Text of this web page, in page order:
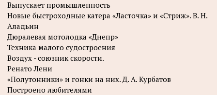
Выпускает промышленность
Новые быстроходные катера «Ласточка» и «Стриж». В. Н.
Аладьин
Дюралевая мотолодка «Днепр»
Техника малого судостроения
Воздух - союзник скорости.
Ренато Лени
«Полутонники» и гонки на них. Д. А. Курбатов
Построено любителями